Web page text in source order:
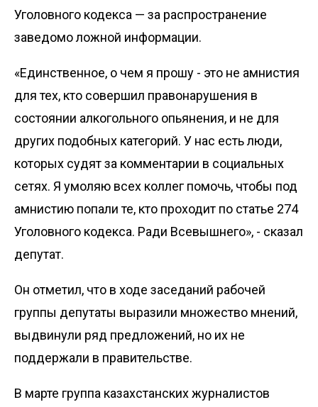
Уголовного кодекса — за распространение
заведомо ложной информации.
«Единственное, о чем я прошу - это не амнистия
для тех, кто совершил правонарушения в
состоянии алкогольного опьянения, и не для
других подобных категорий. У нас есть люди,
которых судят за комментарии в социальных
сетях. Я умоляю всех коллег помочь, чтобы под
амнистию попали те, кто проходит по статье 274
Уголовного кодекса. Ради Всевышнего», - сказал
депутат.
Он отметил, что в ходе заседаний рабочей
группы депутаты выразили множество мнений,
выдвинули ряд предложений, но их не
поддержали в правительстве.
В марте группа казахстанских журналистов